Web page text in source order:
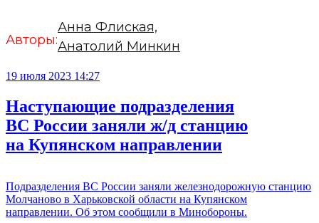
Авторы:
Анна Флиская,
Анатолий Минкин
19 июля 2023 14:27
Наступающие подразделения
ВС России заняли ж/д станцию
на Купянском направлении
Подразделения ВС России заняли железнодорожную станцию
Молчаново в Харьковской области на Купянском
направлении. Об этом сообщили в Минобороны.